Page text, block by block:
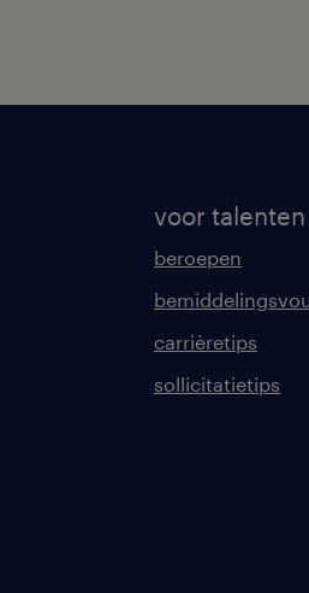
voor talenten
beroepen
carrièretips
sollicitatietips